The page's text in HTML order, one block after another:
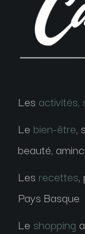
Les activités,
Le bien-être,
beauté,
Les recettes,
Pays Basque
Le shopping